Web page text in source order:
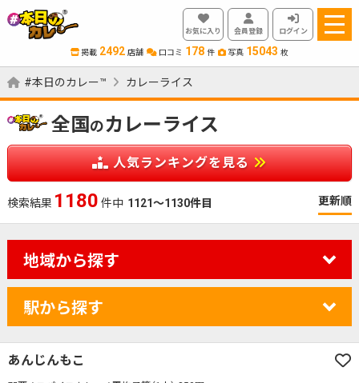
お気に入り 会員登録 ログイン
掲載 2492 店舗 口コミ 178 件 写真 15043 枚
#本日のカレー™ カレーライス
全国 のカレーライス
人気ランキングを見る
検索結果 1180 件中 1121～1130件目 更新順
地域から探す
カレーのジャンルを絞り込む
駅から探す
あんじんもこ